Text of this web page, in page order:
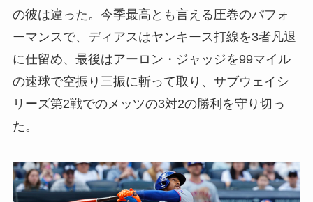
の彼は違った。今季最高とも言える圧巻のパフォ
ーマンスで、ディアスはヤンキース打線を3者凡退
に仕留め、最後はアーロン・ジャッジを99マイル
の速球で空振り三振に斬って取り、サブウェイシ
リーズ第2戦でのメッツの3対2の勝利を守り切っ
た。